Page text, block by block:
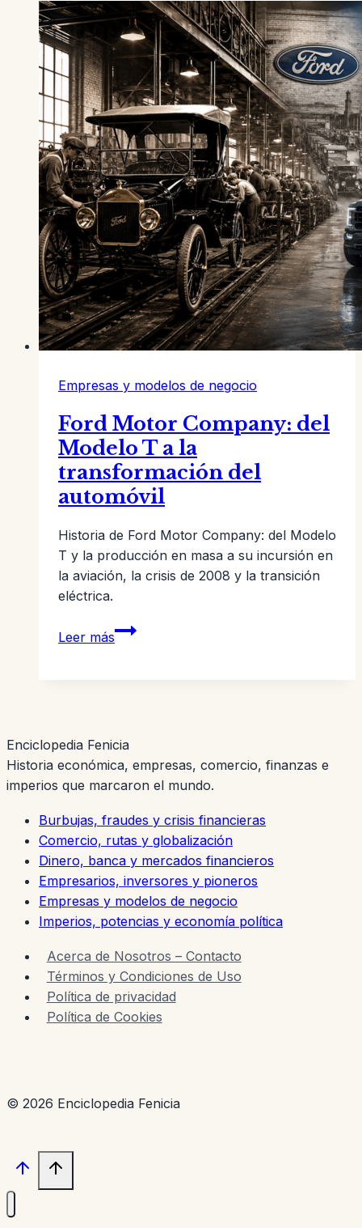
Corazón
Financiero
del
Mundo
Empresas y modelos de negocio
Ford Motor Company: del
Modelo T a la
transformación del
automóvil
Historia de Ford Motor Company: del Modelo
T y la producción en masa a su incursión en
la aviación, la crisis de 2008 y la transición
eléctrica.
Leer más
Ford
Motor
a
la
transformación
automóvil
Enciclopedia Fenicia
Historia económica, empresas, comercio, finanzas e
imperios que marcaron el mundo.
Burbujas, fraudes y crisis financieras
Comercio, rutas y globalización
Dinero, banca y mercados financieros
Empresarios, inversores y pioneros
Empresas y modelos de negocio
Imperios, potencias y economía política
Acerca de Nosotros – Contacto
Términos y Condiciones de Uso
Política de privacidad
Política de Cookies
© 2026 Enciclopedia Fenicia